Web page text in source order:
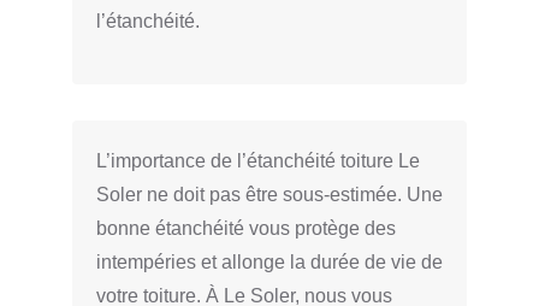
l’étanchéité.
L’importance de l’étanchéité toiture Le
Soler ne doit pas être sous-estimée. Une
bonne étanchéité vous protège des
intempéries et allonge la durée de vie de
votre toiture. À Le Soler, nous vous